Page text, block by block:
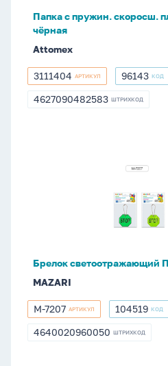
Папка c пружин. скоросш.
чёрная
Attomex
3111404
3111404 АРТИКУЛ 96143
96143 КОД
4627090482583
4627090482583 ШТРИХКОД
Брелок светоотражающий
MAZARI
M-
7207
M-7207 АРТИКУЛ 104519
104519 КОД
4640020960050
4640020960050 ШТРИХКОД